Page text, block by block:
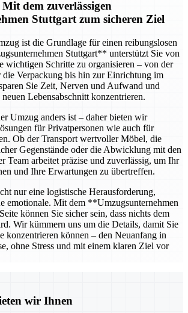
dem zuverlässigen
Stuttgart zum sicheren Ziel
ist die Grundlage für einen reibungslosen
Stuttgart** unterstützt Sie von
wichtigen Schritte zu organisieren – von der
die Verpackung bis hin zur Einrichtung im
Sie Zeit, Nerven und Aufwand und
Lebensabschnitt konzentrieren.
Umzug anders ist – daher bieten wir
für Privatpersonen wie auch für
Ob der Transport wertvoller Möbel, die
Gegenstände oder die Abwicklung mit den
Team arbeitet präzise und zuverlässig, um Ihr
und Ihre Erwartungen zu übertreffen.
nur eine logistische Herausforderung,
emotionale. Mit dem **Umzugsunternehmen
können Sie sicher sein, dass nichts dem
Wir kümmern uns um die Details, damit Sie
konzentrieren können – den Neuanfang in
ohne Stress und mit einem klaren Ziel vor
wir Ihnen